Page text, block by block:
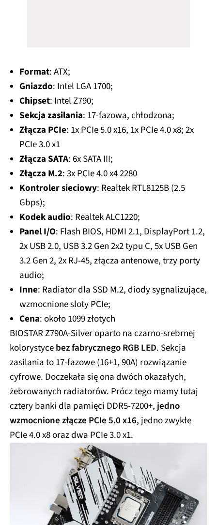
Format: ATX;
Gniazdo: Intel LGA 1700;
Chipset: Intel Z790;
Sekcja zasilania: 17-fazowa, chłodzona;
Złącza PCIe: 1x PCIe 5.0 x16, 1x PCIe 4.0 x8; 2x
PCIe 3.0 x1
Złącza SATA: 6x SATA III;
Złącza M.2: 3x PCIe 4.0 x4 2280
Kontroler sieciowy: Realtek RTL8125B (2.5
Gbps);
Kodek audio: Realtek ALC1220;
Panel I/O: Flash BIOS, HDMI 2.1, DisplayPort 1.2,
2x USB 2.0, USB 3.2 Gen 2x2 typu C, 5x USB Gen
3.2 Gen 2, 2x RJ-45, złącza antenowe, trzy porty
audio;
Inne: Radiator dla SSD M.2, diody sygnalizujące,
wzmocnione sloty PCIe;
Cena: około 1099 złotych
BIOSTAR Z790A-Silver oparto na czarno-srebrnej
kolorystycebez fabrycznego RGB LED. Sekcja
zasilania to 17-fazowe (16+1, 90A) rozwiązanie
cyfrowe. Doczekała się ona dwóch okazałych,
żebrowanych radiatorów. Prócz tego mamy tutaj
cztery banki dla pamięci DDR5-7200+, jedno
wzmocnione złącze PCIe 5.0 x16, jedno zwykłe
PCIe 4.0 x8 oraz dwa PCIe 3.0 x1.